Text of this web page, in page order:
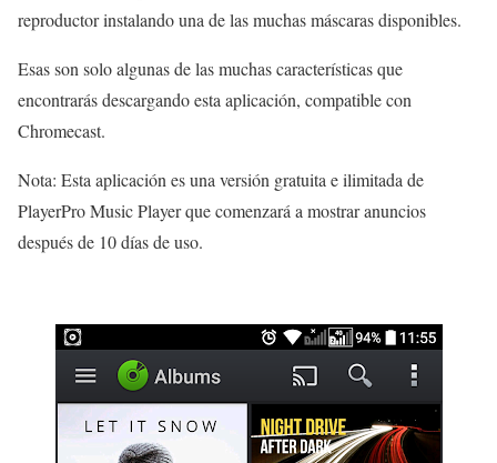
reproductor instalando una de las muchas máscaras disponibles.
Esas son solo algunas de las muchas características que
encontrarás descargando esta aplicación, compatible con
Chromecast.
Nota: Esta aplicación es una versión gratuita e ilimitada de
PlayerPro Music Player que comenzará a mostrar anuncios
después de 10 días de uso.